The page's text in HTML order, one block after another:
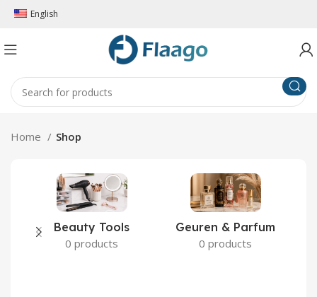
English
Home Shop
Beauty Tools
0 products
Geuren & Parfum
0 products